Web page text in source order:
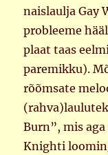
naislaulja Gay
probleeme
plaat taas
paremikku).
rõõmsate
Burn”, mis
Knighti